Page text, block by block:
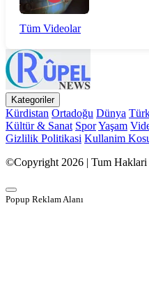
Tüm Videolar
Kategoriler
Kürdistan Ortadoğu Dünya
Kültür & Sanat SporYaşam
Gizlilik Politikasi Kullanim
©Copyright 2026 | Tum Haklari
Popup Reklam Alanı